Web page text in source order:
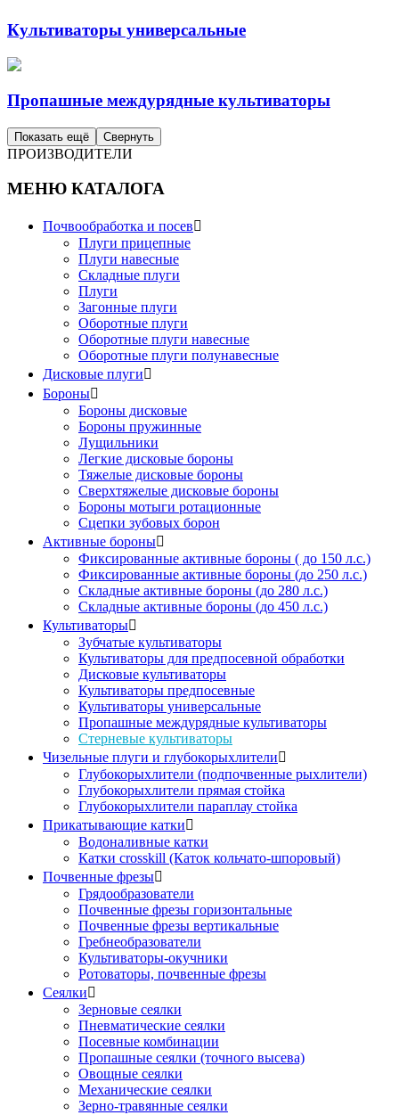
Культиваторы универсальные
Пропашные междурядные культиваторы
Показать ещё Свернуть
ПРОИЗВОДИТЕЛИ
МЕНЮ КАТАЛОГА
Почвообработка и посев
Плуги прицепные
Плуги навесные
Складные плуги
Плуги
Загонные плуги
Оборотные плуги
Оборотные плуги навесные
Оборотные плуги полунавесные
Дисковые плуги
Бороны
Бороны дисковые
Бороны пружинные
Лущильники
Легкие дисковые бороны
Тяжелые дисковые бороны
Сверхтяжелые дисковые бороны
Бороны мотыги ротационные
Сцепки зубовых борон
Активные бороны
Фиксированные активные бороны ( до 150 л.с.)
Фиксированные активные бороны (до 250 л.с.)
Складные активные бороны (до 280 л.с.)
Складные активные бороны (до 450 л.с.)
Культиваторы
Зубчатые культиваторы
Культиваторы для предпосевной обработки
Дисковые культиваторы
Культиваторы предпосевные
Культиваторы универсальные
Пропашные междурядные культиваторы
Стерневые культиваторы
Чизельные плуги и глубокорыхлители
Глубокорыхлители (подпочвенные рыхлители)
Глубокорыхлители прямая стойка
Глубокорыхлители параплау стойка
Прикатывающие катки
Водоналивные катки
Катки crosskill (Каток кольчато-шпоровый)
Почвенные фрезы
Грядообразователи
Почвенные фрезы горизонтальные
Почвенные фрезы вертикальные
Гребнеобразователи
Культиваторы-окучники
Ротоваторы, почвенные фрезы
Сеялки
Зерновые сеялки
Пневматические сеялки
Посевные комбинации
Пропашные сеялки (точного высева)
Овощные сеялки
Механические сеялки
Зерно-травянные сеялки